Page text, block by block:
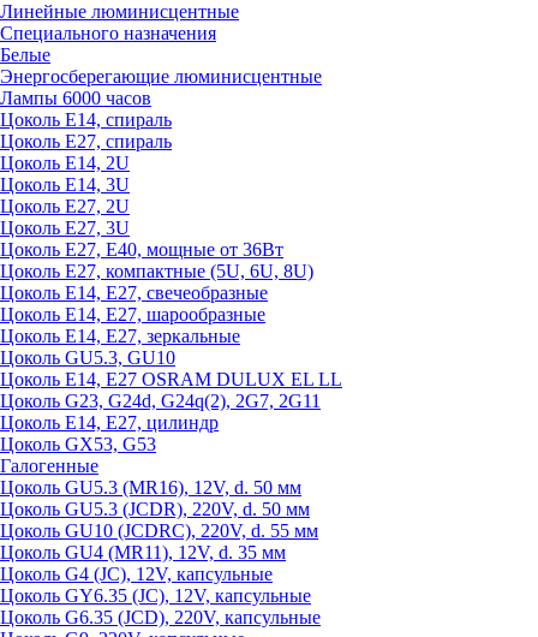
Линейные люминисцентные
Специального назначения
Белые
Энергосберегающие люминисцентные
Лампы 6000 часов
Цоколь Е14, спираль
Цоколь Е27, спираль
Цоколь Е14, 2U
Цоколь Е14, 3U
Цоколь Е27, 2U
Цоколь Е27, 3U
Цоколь Е27, Е40, мощные от 36Вт
Цоколь Е27, компактные (5U, 6U, 8U)
Цоколь Е14, Е27, свечеобразные
Цоколь Е14, Е27, шарообразные
Цоколь Е14, Е27, зеркальные
Цоколь GU5.3, GU10
Цоколь Е14, Е27 OSRAM DULUX EL LL
Цоколь G23, G24d, G24q(2), 2G7, 2G11
Цоколь Е14, Е27, цилиндр
Цоколь GX53, G53
Галогенные
Цоколь GU5.3 (MR16), 12V, d. 50 мм
Цоколь GU5.3 (JCDR), 220V, d. 50 мм
Цоколь GU10 (JCDRC), 220V, d. 55 мм
Цоколь GU4 (MR11), 12V, d. 35 мм
Цоколь G4 (JC), 12V, капсульные
Цоколь GY6.35 (JC), 12V, капсульные
Цоколь G6.35 (JCD), 220V, капсульные